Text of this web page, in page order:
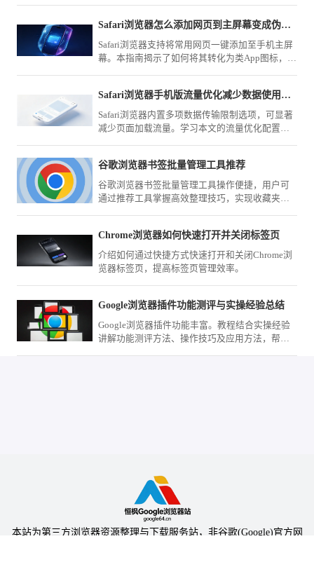
Safari浏览器怎么添加网页到主屏幕变成伪应用
Safari浏览器支持将常用网页一键添加至手机主屏
幕。本指南揭示了如何将其转化为类App图标，实
Safari浏览器手机版流量优化减少数据使用方法
Safari浏览器内置多项数据传输限制选项，可显著
减少页面加载流量。学习本文的流量优化配置指
谷歌浏览器书签批量管理工具推荐
谷歌浏览器书签批量管理工具操作便捷，用户可
通过推荐工具掌握高效整理技巧，实现收藏夹分
Chrome浏览器如何快速打开并关闭标签页
介绍如何通过快捷方式快速打开和关闭Chrome浏
览器标签页，提高标签页管理效率。
Google浏览器插件功能测评与实操经验总结
Google浏览器插件功能丰富。教程结合实操经验
讲解功能测评方法、操作技巧及应用方法，帮助
本站为第三方浏览器资源整理与下载服务站，非谷歌(Google)官方网